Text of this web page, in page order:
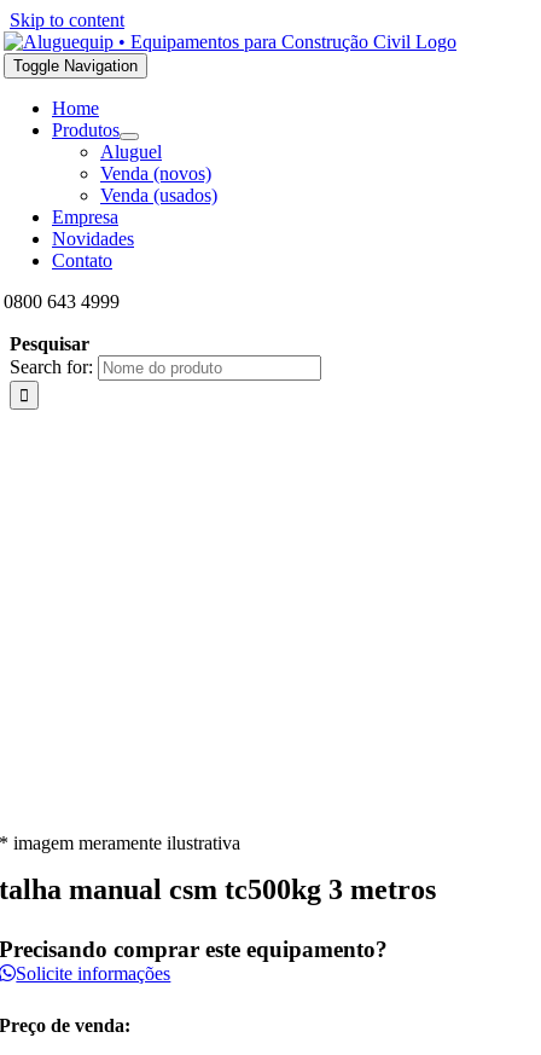
Skip to content
Toggle Navigation
Home
Produtos
Aluguel
Venda (novos)
Venda (usados)
Empresa
Novidades
Contato
0800 643 4999
Pesquisar
Search for:
* imagem meramente ilustrativa
talha manual csm tc500kg 3 metros
Precisando comprar este equipamento?
Solicite informações
Preço de venda: